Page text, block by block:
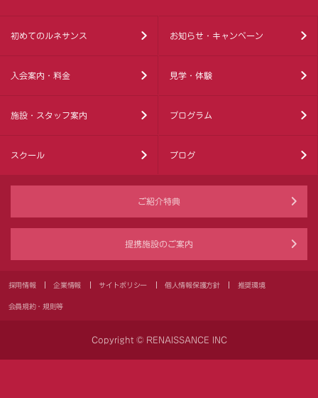
初めてのルネサンス お知らせ・キャンペーン
入会案内・料金 見学・体験
施設・スタッフ案内 プログラム
スクール ブログ
ご紹介特典
提携施設のご案内
採用情報 企業情報 サイトポリシー 個人情報保護方針 推奨環境
会員規約・規則等
Copyright © RENAISSANCE INC